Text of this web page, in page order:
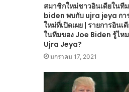
สมาชิกใหม่ชาวอินเดียในที
biden พบกับ ujra jeya กา
ใหม่ที่เปิดเผย | รายการอินเ
ในทีมของ Joe Biden รู้ไห
Ujra Jeya?
มกราคม 17, 2021